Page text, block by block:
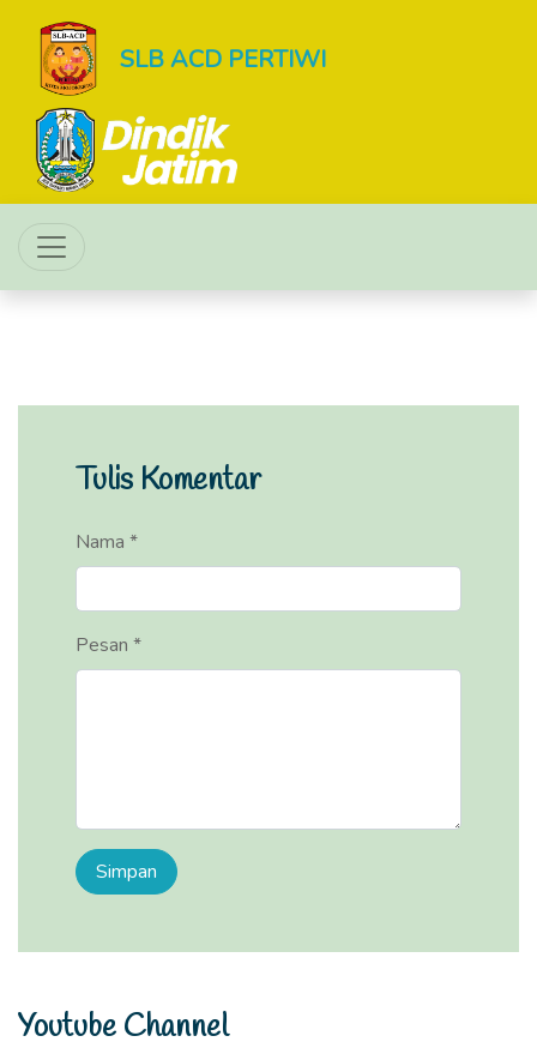
SLB ACD PERTIWI
Tulis Komentar
Nama *
Pesan *
Youtube Channel